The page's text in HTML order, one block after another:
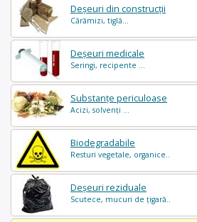
Deșeuri din construcții
Cărămizi, tiglă...
Deșeuri medicale
Seringi, recipente ...
Substanțe periculoase
Acizi, solvenți ...
Biodegradabile
Resturi vegetale, organice..
Deșeuri reziduale
Scutece, mucuri de țigară..